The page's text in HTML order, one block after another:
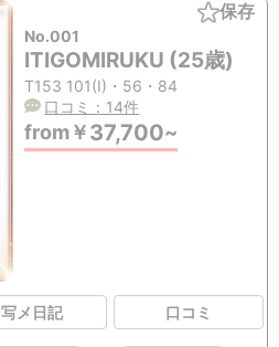
保存
No.001
ITIGOMIRUKU (25歳)
T153 101(I)・56・84
口コミ：14件
from￥37,700~
写メ日記 口コミ